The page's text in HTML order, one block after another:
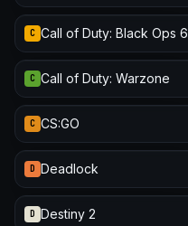
C Call of Duty: Black Ops 6
C Call of Duty: Warzone
C CS:GO
D Deadlock
D Destiny 2